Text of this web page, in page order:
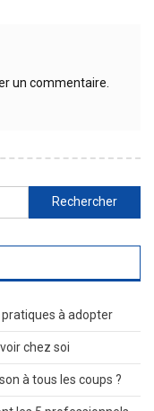
un commentaire.
Rechercher :
pratiques à adopter
chez soi
à tous les coups ?